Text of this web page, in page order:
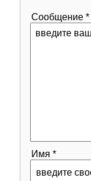
Сообщение *
Имя *